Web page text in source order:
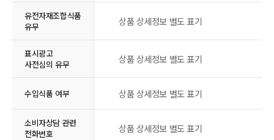
유전자재조합식품
유무
상품 상세정보 별도 표기
표시광고
사전심의 유무
상품 상세정보 별도 표기
수입식품 여부 상품 상세정보 별도 표기
소비자상담 관련
전화번호
상품 상세정보 별도 표기